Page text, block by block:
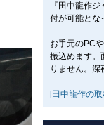
『田中龍作
付が可能とな
お手元のPC
振込めます。
りません。深
[田中龍作の